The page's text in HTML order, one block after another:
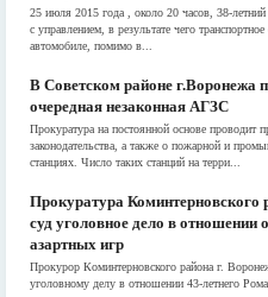
25 июля 2015 года , около 20 часов, 38-
с управлением, в результате чего
автомобиле, помимо в...
В Советском районе г.Воронежа
очередная незаконная АГЗС
Прокуратура на постоянной основе проводит
законодательства, а также о пожарной и
станциях. Число таких станций на терри...
Прокуратура Коминтерновского
суд уголовное дело в отношении
азартных игр
Прокурор Коминтерновского района г.
уголовному делу в отношении 43-летнего